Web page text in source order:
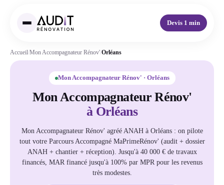
Devis 1 min
Accueil/Mon Accompagnateur Rénov'/Orléans
Mon Accompagnateur Rénov' · Orléans
Mon Accompagnateur Rénov'
à Orléans
Mon Accompagnateur Rénov' agréé ANAH à Orléans : on pilote
tout votre Parcours Accompagné MaPrimeRénov' (audit + dossier
ANAH + chantier + réception). Jusqu'à 40 000 € de travaux
financés, MAR financé jusqu'à 100% par MPR pour les revenus
très modestes.